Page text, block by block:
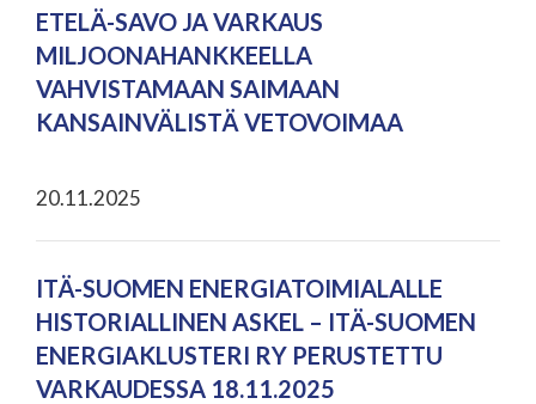
ETELÄ-SAVO JA VARKAUS
MILJOONAHANKKEELLA
VAHVISTAMAAN SAIMAAN
KANSAINVÄLISTÄ VETOVOIMAA
20.11.2025
ITÄ-SUOMEN ENERGIATOIMIALALLE
HISTORIALLINEN ASKEL – ITÄ-SUOMEN
ENERGIAKLUSTERI RY PERUSTETTU
VARKAUDESSA 18.11.2025